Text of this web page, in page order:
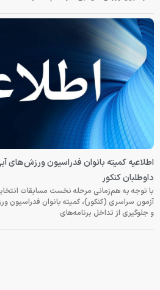
اطلاعیه کمیته بانوان فدراسیون ورزش‌های
داوطلبان کنکور
با توجه به هم‌زمانی مرحله نخست مسابقات
آزمون سراسری (کنکور)، کمیته بانوان فدراسیون
و جلوگیری از تداخل برنامه‌های